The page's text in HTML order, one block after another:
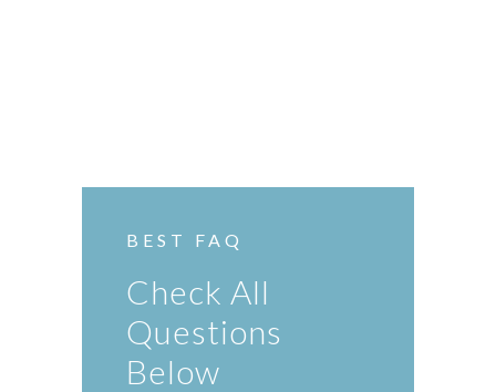
BEST FAQ
Check All
Questions
Below